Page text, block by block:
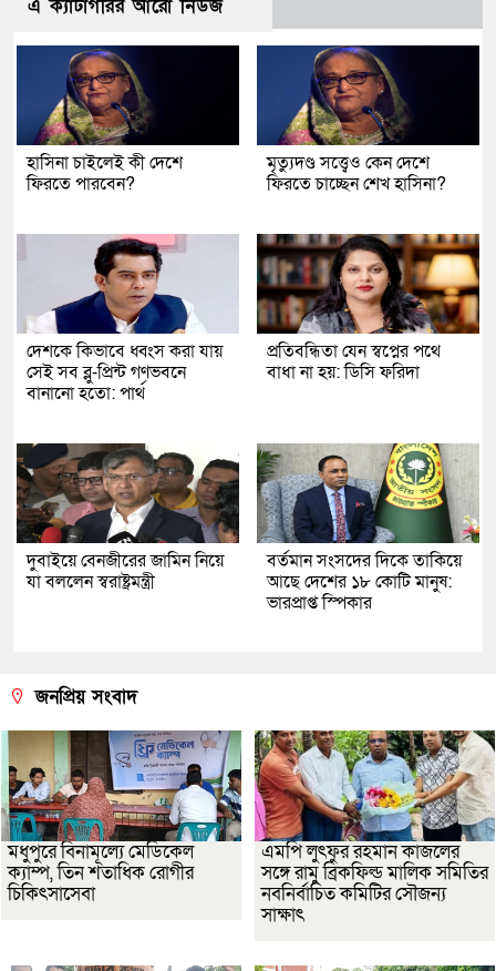
এ ক্যাটাগরির আরো নিউজ
হাসিনা চাইলেই কী দেশে
ফিরতে পারবেন?
মৃত্যুদণ্ড সত্ত্বেও কেন দেশে
ফিরতে চাচ্ছেন শেখ হাসিনা?
দেশকে কিভাবে ধ্বংস করা যায়
সেই সব ব্লু-প্রিন্ট গণভবনে
বানানো হতো: পার্থ
প্রতিবন্ধিতা যেন স্বপ্নের পথে
বাধা না হয়: ডিসি ফরিদা
দুবাইয়ে বেনজীরের জামিন নিয়ে
যা বললেন স্বরাষ্ট্রমন্ত্রী
বর্তমান সংসদের দিকে তাকিয়ে
আছে দেশের ১৮ কোটি মানুষ:
ভারপ্রাপ্ত স্পিকার
জনপ্রিয় সংবাদ
মধুপুরে বিনামূল্যে মেডিকেল
ক্যাম্প, তিন শতাধিক রোগীর
চিকিৎসাসেবা
এমপি লুৎফুর রহমান কাজলের
সঙ্গে রামু ব্রিকফিল্ড মালিক সমিতির
নবনির্বাচিত কমিটির সৌজন্য
সাক্ষাৎ